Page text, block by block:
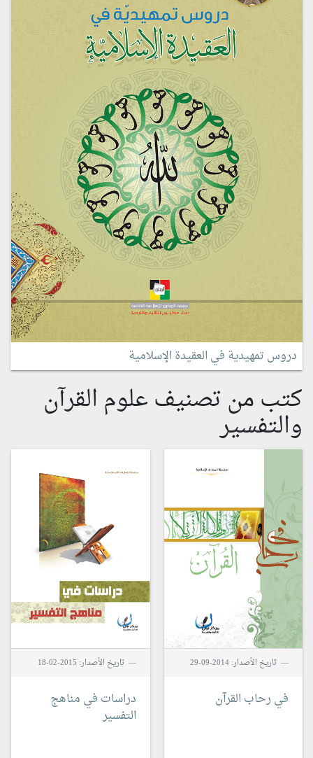
دروس تمهيدية في العقيدة الإسلامية
كتب من تصنيف علوم القرآن
والتفسير
تاريخ الأصدار: 2014-09-29
في رحاب القرآن
تاريخ الأصدار: 2015-02-18
دراسات في مناهج
التفسير